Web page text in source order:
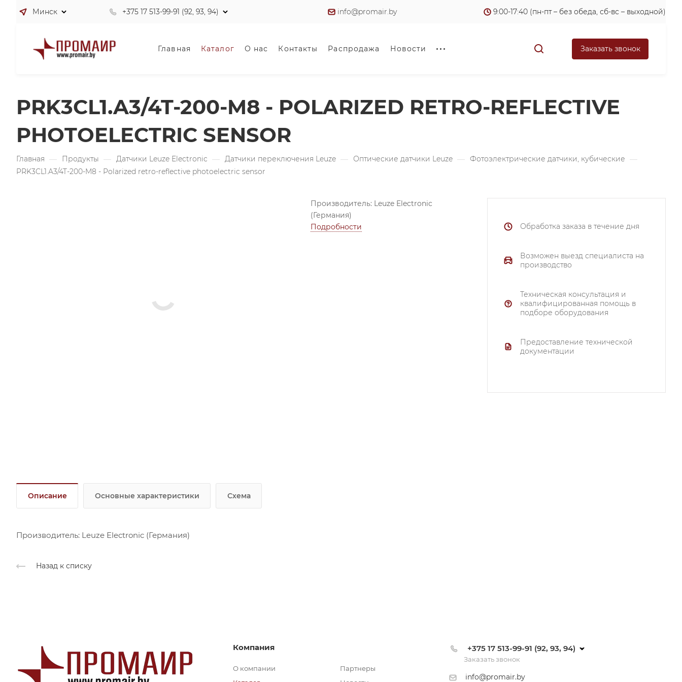
Минск +375 17 513-99-91 (92, 93, 94) info@promair.by 9:00-17:40 (пн-пт – без обеда, сб-вс – выходной)
Главная Каталог О нас Контакты Распродажа Новости Заказать звонок
PRK3CL1.A3/4T-200-M8 - POLARIZED RETRO-REFLECTIVE
PHOTOELECTRIC SENSOR
Главная — Продукты — Датчики Leuze Electronic — Датчики переключения Leuze — Оптические датчики Leuze — Фотоэлектрические датчики, кубические —
PRK3CL1.A3/4T-200-M8 - Polarized retro-reflective photoelectric sensor
Обработка заказа в течение дня
Возможен выезд специалиста на
производство
Техническая консультация и
квалифицированная помощь в
подборе оборудования
Предоставление технической
документации
Производитель: Leuze Electronic
(Германия)
Подробности
Описание Основные характеристики Схема
Производитель: Leuze Electronic (Германия)
Назад к списку
Компания
О компании
Партнеры
+375 17 513-99-91 (92, 93, 94)
Заказать звонок
info@promair.by